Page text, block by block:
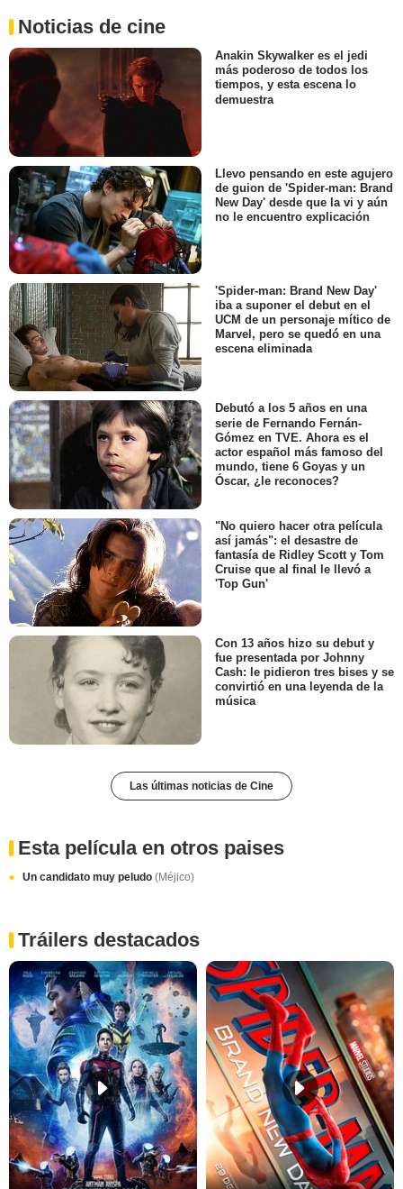
Noticias de cine
Anakin Skywalker es el jedi
más poderoso de todos los
tiempos, y esta escena lo
demuestra
Llevo pensando en este agujero
de guion de 'Spider-man: Brand
New Day' desde que la vi y aún
no le encuentro explicación
'Spider-man: Brand New Day'
iba a suponer el debut en el
UCM de un personaje mítico de
Marvel, pero se quedó en una
escena eliminada
Debutó a los 5 años en una
serie de Fernando Fernán-
Gómez en TVE. Ahora es el
actor español más famoso del
mundo, tiene 6 Goyas y un
Óscar, ¿le reconoces?
"No quiero hacer otra película
así jamás": el desastre de
fantasía de Ridley Scott y Tom
Cruise que al final le llevó a
'Top Gun'
Con 13 años hizo su debut y
fue presentada por Johnny
Cash: le pidieron tres bises y se
convirtió en una leyenda de la
música
Las últimas noticias de Cine
Esta película en otros paises
Un candidato muy peludo (Méjico)
Tráilers destacados